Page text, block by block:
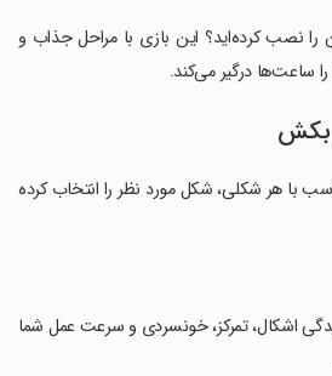
را نصب کرده‌اید؟ این بازی با مراحل جذاب و
ساعت‌ها درگیر می‌کند.
بکش
با هر شکلی، شکل مورد نظر را انتخاب کرده
اشکال، تمرکز، خونسردی و سرعت عمل شما